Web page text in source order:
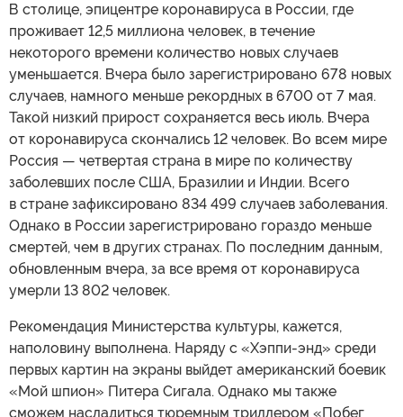
В столице, эпицентре коронавируса в России, где
проживает 12,5 миллиона человек, в течение
некоторого времени количество новых случаев
уменьшается. Вчера было зарегистрировано 678 новых
случаев, намного меньше рекордных в 6700 от 7 мая.
Такой низкий прирост сохраняется весь июль. Вчера
от коронавируса скончались 12 человек. Во всем мире
Россия — четвертая страна в мире по количеству
заболевших после США, Бразилии и Индии. Всего
в стране зафиксировано 834 499 случаев заболевания.
Однако в России зарегистрировано гораздо меньше
смертей, чем в других странах. По последним данным,
обновленным вчера, за все время от коронавируса
умерли 13 802 человек.
Рекомендация Министерства культуры, кажется,
наполовину выполнена. Наряду с «Хэппи-энд» среди
первых картин на экраны выйдет американский боевик
«Мой шпион» Питера Сигала. Однако мы также
сможем насладиться тюремным триллером «Побег